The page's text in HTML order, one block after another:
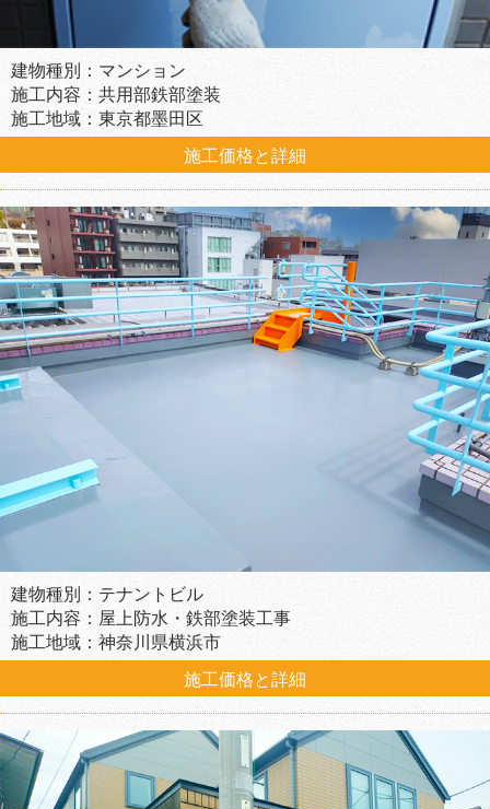
建物種別：マンション
施工内容：共用部鉄部塗装
施工地域：東京都墨田区
施工価格と詳細
建物種別：テナントビル
施工内容：屋上防水・鉄部塗装工事
施工地域：神奈川県横浜市
施工価格と詳細